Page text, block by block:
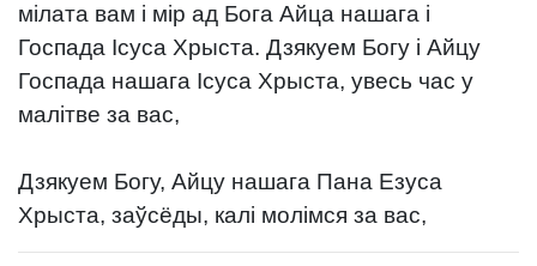
мілата вам і мір ад Бога Айца нашага і
Госпада Ісуса Хрыста. Дзякуем Богу і Айцу
Госпада нашага Ісуса Хрыста, увесь час у
малітве за вас,
Дзякуем Богу, Айцу нашага Пана Езуса
Хрыста, заўсёды, калі молімся за вас,